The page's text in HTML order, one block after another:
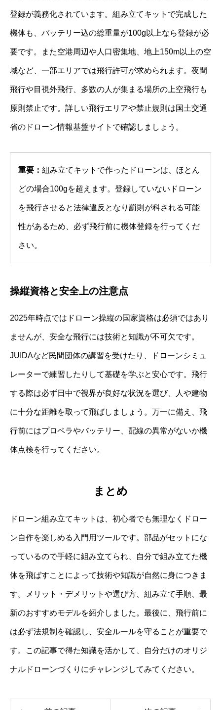
登録が義務化されています。組み立てキットで完成した
機体も、バッテリー込の総重量が100g以上なら登録が必
要です。また空港周辺や人口密集地、地上150m以上の空
域など、一部エリアでは飛行許可が求められます。夜間
飛行や目視外飛行、多数の人が集まる場所の上空飛行も
原則禁止です。詳しい飛行エリアや禁止規則は国土交通
省のドローン情報基盤サイトで確認しましょう。
重要： 組み立てキットで作ったドローンは、ほとん
どの場合100gを超えます。登録していないドローン
を飛行させると法律違反となり罰則が科される可能
性があるため、必ず飛行前に機体登録を行ってくだ
さい。
操縦資格と安全上の注意点
2025年時点ではドローン操縦の国家資格は必須ではあり
ませんが、安全な飛行には技術と知識が不可欠です。
JUIDAなど民間団体の講習を受けたり、ドローンシミュ
レーターで練習したりして基礎を学ぶと安心です。飛行
する際は必ず日中で視界が良好な状況を選び、人や建物
に十分な距離を取って飛ばしましょう。万一に備え、飛
行前にはプロペラやバッテリー、配線の異常がないか機
体点検を行ってください。
まとめ
ドローン組み立てキットは、初心者でも無理なくドロー
ン自作を楽しめる入門用ツールです。部品がセットにな
っているので手軽に組み立てられ、自分で組み立てた機
体を飛ばすことによって技術や知識が自然に身につきま
す。メリット・デメリットや選び方、組み立て手順、最
新のおすすめモデルを紹介しました。最後に、飛行前に
は必ず法規制を確認し、安全ルールを守ることが重要で
す。この記事で得た知識を活かして、自分だけのオリジ
ナルドローンづくりにチャレンジしてみてください。